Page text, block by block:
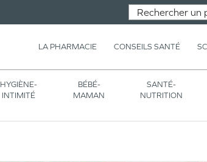
LA PHARMACIE CONSEILS SANTÉ
HYGIÈNE-
INTIMITÉ
BÉBÉ-
MAMAN
SANTÉ-
NUTRITION